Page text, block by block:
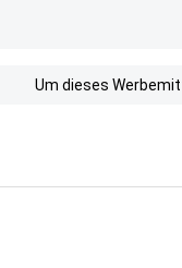
Um dieses